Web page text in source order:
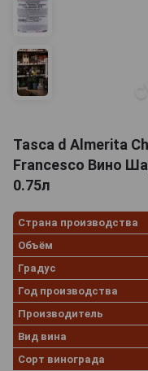
Tasca d Almerita
Francesco Вино
0.75л
Страна производства
Объём
Градус
Год производства
Производитель
Вид вина
Сорт винограда